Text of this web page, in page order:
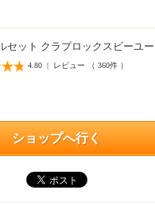
セット クラプロックスビーユー
4.80 | レビュー （ 360件 ）
ショップへ行く